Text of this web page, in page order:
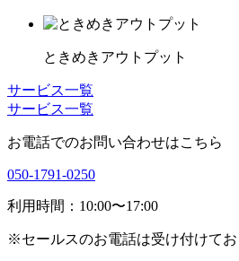
ときめきアウトプット
サービス一覧
サービス一覧
お電話でのお問い合わせはこちら
050-1791-0250
利用時間：10:00〜17:00
※セールスのお電話は受け付けてお